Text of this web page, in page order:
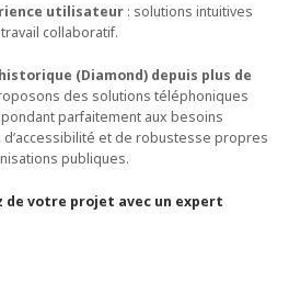
utilisateur : solutions intuitives
collaboratif.
(Diamond) depuis plus de
des solutions téléphoniques
parfaitement aux besoins
et de robustesse propres
publiques.
de votre projet avec un expert